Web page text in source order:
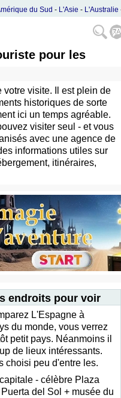
du Sud - L'Asie - L'Australie
pour les
votre visite. Il est plein de
historiques de sorte
ici un temps agréable.
visiter seul - et vous
avec une agence de
informations utiles sur
itinéraires,
endroits pour voir
L'Espagne à
du monde, vous verrez
petit pays. Néanmoins il
de lieux intéressants.
choisi peu d'entre les.
- célèbre Plaza
Puerta del Sol + musée du